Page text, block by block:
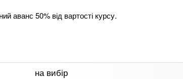
аванс 50% від вартості курсу.
на вибір